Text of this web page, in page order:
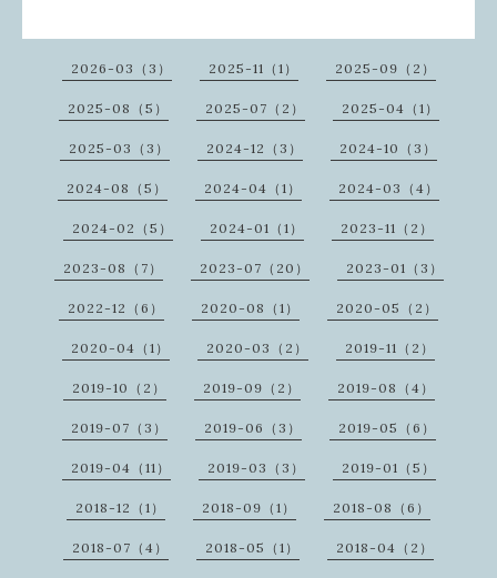
2026-03（3） 2025-11（1） 2025-09（2）
2025-08（5） 2025-07（2） 2025-04（1）
2025-03（3） 2024-12（3） 2024-10（3）
2024-08（5） 2024-04（1） 2024-03（4）
2024-02（5） 2024-01（1） 2023-11（2）
2023-08（7） 2023-07（20） 2023-01（3）
2022-12（6） 2020-08（1） 2020-05（2）
2020-04（1） 2020-03（2） 2019-11（2）
2019-10（2） 2019-09（2） 2019-08（4）
2019-07（3） 2019-06（3） 2019-05（6）
2019-04（11） 2019-03（3） 2019-01（5）
2018-12（1） 2018-09（1） 2018-08（6）
2018-07（4） 2018-05（1） 2018-04（2）